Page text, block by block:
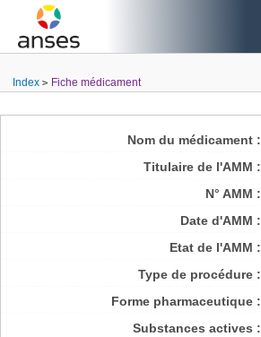
Index Fiche médicament
Nom du médicament :
Titulaire de l'AMM :
N° AMM :
Date d'AMM :
Etat de l'AMM :
Type de procédure :
Forme pharmaceutique :
Substances actives :